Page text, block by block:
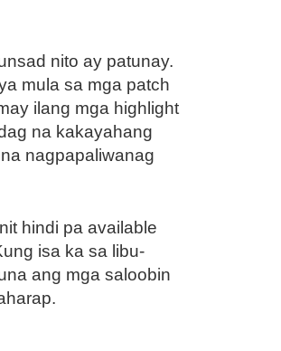
nito ay patunay.
mula sa mga patch
ilang mga highlight
na kakayahang
nagpapaliwanag
hindi pa available
isa ka sa libu-
ang mga saloobin